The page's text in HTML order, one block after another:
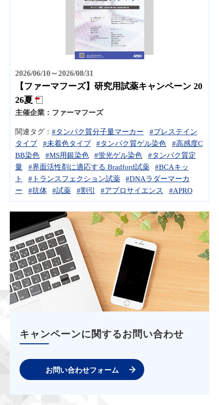
2026/06/10～2026/08/31
【ファーマフーズ】研究用試薬キャンペーン 20
26夏
主催企業： ファーマフーズ
関連タグ： #タンパク質分子量マーカー
#プレステイン
タイプ
#未着色タイプ #タンパク質ゲル染色
#高感度C
BB染色
#MS用銀染色 #蛍光ゲル染色
#タンパク質定
量
#界面活性剤に適応する Bradford試薬
#BCAキッ
ト
#トランスフェクション試薬
#DNAラダーマーカ
ー
#抗体 #試薬 #割引 #アプロサイエンス #APRO
キャンペーンに関するお問い合わせ
お問い合わせフォーム